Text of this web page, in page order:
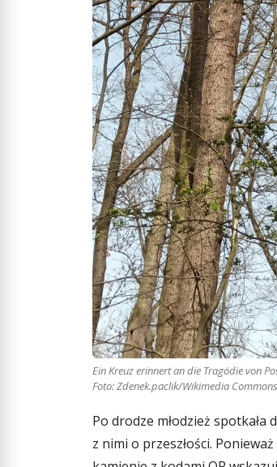
Ein Kreuz erinnert an die Tragödie von
Foto: Zdenek.paclik/Wikimedia Commons
Po drodze młodzież
z nimi o przeszłości.